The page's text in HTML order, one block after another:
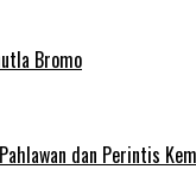
Bromo
dan Perintis